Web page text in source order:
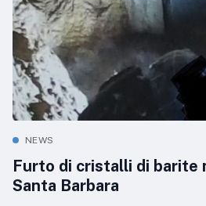
NEWS
Furto di cristalli di barite
Santa Barbara